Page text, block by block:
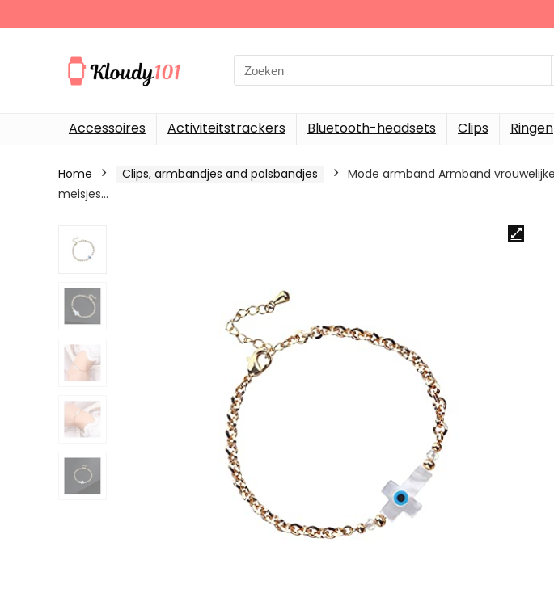
Search
for:
Accessoires Activiteitstrackers Bluetooth-headsets Clips Ringen
Home Clips, armbandjes and polsbandjes
Mode armband Armband
meisjes…